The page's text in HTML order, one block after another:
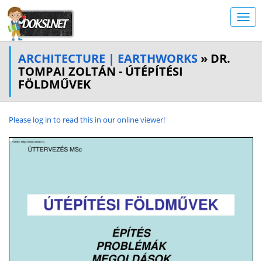
ARCHITECTURE | EARTHWORKS » DR.
TOMPAI ZOLTÁN - ÚTÉPÍTÉSI
FÖLDMŰVEK
Please log in to read this in our online viewer!